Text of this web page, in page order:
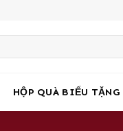
HỘP QUÀ BIẾU TẶNG